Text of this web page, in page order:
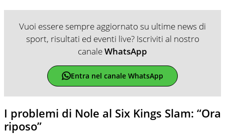
Vuoi essere sempre aggiornato su ultime news di
sport, risultati ed eventi live? Iscriviti al nostro
canaleWhatsApp
Entra nel canale WhatsApp
I problemi di Nole al Six Kings Slam: “Ora
riposo”